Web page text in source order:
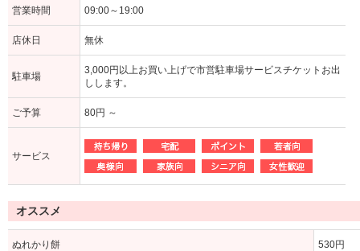
営業時間 09:00～19:00
店休日 無休
駐車場
3,000円以上お買い上げで市営駐車場サービスチケットお出
しします。
ご予算 80円 ～
サービス
オススメ
ぬれかり餅 530円